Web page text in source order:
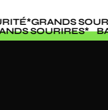
*GRANDS
SOURIRES*